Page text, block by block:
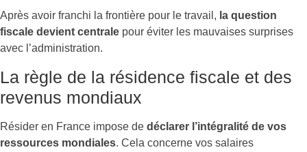
Après avoir franchi la frontière pour le travail, la question
fiscale devient centrale pour éviter les mauvaises surprises
avec l’administration.
La règle de la résidence fiscale et des
revenus mondiaux
Résider en France impose de déclarer l’intégralité de vos
ressources mondiales. Cela concerne vos salaires